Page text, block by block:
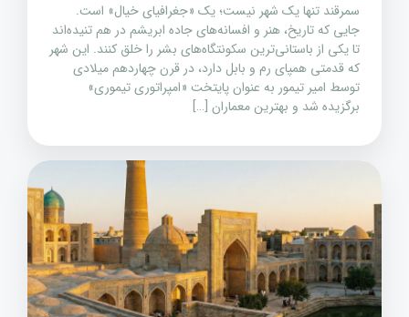
سمرقند تنها یک شهر نیست؛ یک «جغرافیای خیال» است.
جایی که تاریخ، هنر و افسانه‌های جاده ابریشم در هم تنیده‌اند
تا یکی از باستانی‌ترین سکونتگاه‌های بشر را خلق کنند. این شهر
که قدمتی همپای رم و بابل دارد، در قرن چهاردهم میلادی
توسط امیر تیمور به عنوان پایتخت «امپراتوری تیموری»
برگزیده شد و بهترین معماران […]